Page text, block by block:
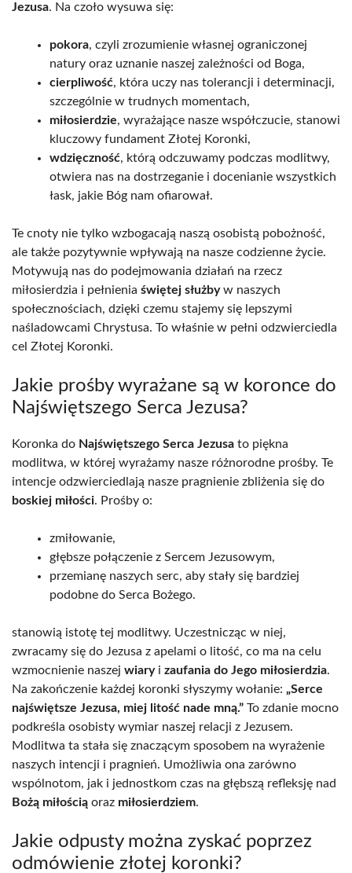
Jezusa. Na czoło wysuwa się:
pokora, czyli zrozumienie własnej ograniczonej
natury oraz uznanie naszej zależności od Boga,
cierpliwość, która uczy nas tolerancji i determinacji,
szczególnie w trudnych momentach,
miłosierdzie, wyrażające nasze współczucie, stanowi
kluczowy fundament Złotej Koronki,
wdzięczność, którą odczuwamy podczas modlitwy,
otwiera nas na dostrzeganie i docenianie wszystkich
łask, jakie Bóg nam ofiarował.
Te cnoty nie tylko wzbogacają naszą osobistą pobożność,
ale także pozytywnie wpływają na nasze codzienne życie.
Motywują nas do podejmowania działań na rzecz
miłosierdzia i pełnienia świętej służbyw naszych
społecznościach, dzięki czemu stajemy się lepszymi
naśladowcami Chrystusa. To właśnie w pełni odzwierciedla
cel Złotej Koronki.
Jakie prośby wyrażane są w koronce do
Najświętszego Serca Jezusa?
Koronka do Najświętszego Serca Jezusa to piękna
modlitwa, w której wyrażamy nasze różnorodne prośby. Te
intencje odzwierciedlają nasze pragnienie zbliżenia się do
boskiej miłości. Prośby o:
zmiłowanie,
głębsze połączenie z Sercem Jezusowym,
przemianę naszych serc, aby stały się bardziej
podobne do Serca Bożego.
stanowią istotę tej modlitwy. Uczestnicząc w niej,
zwracamy się do Jezusa z apelami o litość, co ma na celu
wzmocnienie naszej wiaryi zaufania do Jego miłosierdzia.
Na zakończenie każdej koronki słyszymy wołanie: „Serce
najświętsze Jezusa, miej litość nade mną.” To zdanie mocno
podkreśla osobisty wymiar naszej relacji z Jezusem.
Modlitwa ta stała się znaczącym sposobem na wyrażenie
naszych intencji i pragnień. Umożliwia ona zarówno
wspólnotom, jak i jednostkom czas na głębszą refleksję nad
Bożą miłością oraz miłosierdziem.
Jakie odpusty można zyskać poprzez
odmówienie złotej koronki?